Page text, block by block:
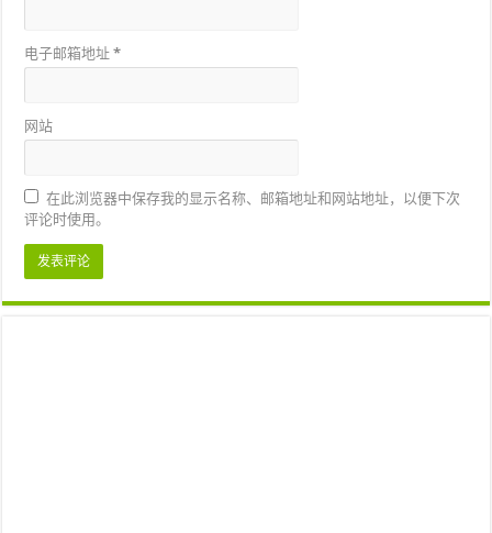
电子邮箱地址*
网站
在此浏览器中保存我的显示名称、邮箱地址和网站地址，以便下次
评论时使用。